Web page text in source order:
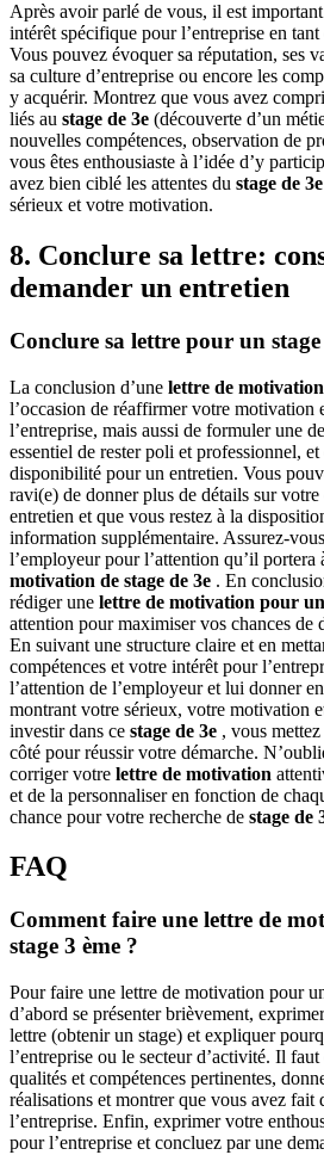
Après avoir parlé de vous, il est
intérêt spécifique pour l’entreprise en
Vous pouvez évoquer sa réputation, ses
sa culture d’entreprise ou encore les
y acquérir. Montrez que vous avez
liés au stage de 3e (découverte d’un
nouvelles compétences, observation de
vous êtes enthousiaste à l’idée d’y
avez bien ciblé les attentes du stage de 3e
sérieux et votre motivation.
8. Conclure sa lettre:
demander un entretien
Conclure sa lettre pour un stage
La conclusion d’une lettre de
l’occasion de réaffirmer votre motivation
l’entreprise, mais aussi de formuler une
essentiel de rester poli et professionnel,
disponibilité pour un entretien. Vous
ravi(e) de donner plus de détails sur votre
entretien et que vous restez à la
information supplémentaire. Assurez-
l’employeur pour l’attention qu’il portera
motivation de stage de 3e . En
rédiger une lettre de motivation pour un
attention pour maximiser vos chances de
En suivant une structure claire et en
compétences et votre intérêt pour
l’attention de l’employeur et lui donner
montrant votre sérieux, votre motivation
investir dans ce stage de 3e , vous
côté pour réussir votre démarche.
corriger votre lettre de motivation
et de la personnaliser en fonction de
chance pour votre recherche de stage de
FAQ
Comment faire une lettre de
stage 3 ème ?
Pour faire une lettre de motivation pour
d’abord se présenter brièvement,
lettre (obtenir un stage) et expliquer
l’entreprise ou le secteur d’activité. Il
qualités et compétences pertinentes,
réalisations et montrer que vous avez fait
l’entreprise. Enfin, exprimer votre
pour l’entreprise et concluez par une